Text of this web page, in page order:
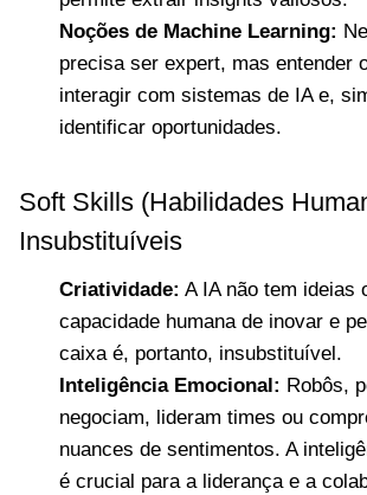
Noções de Machine Learning:
precisa ser expert, mas entender
interagir com sistemas de IA e,
identificar oportunidades.
Soft Skills (Habilidades
Insubstituíveis
Criatividade: A IA não tem ideias
capacidade humana de inovar e
caixa é, portanto, insubstituível.
Inteligência Emocional: Robôs,
negociam, lideram times ou
nuances de sentimentos. A
é crucial para a liderança e a